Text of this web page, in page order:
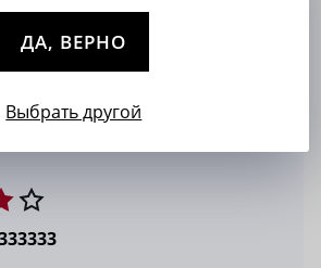
Защипы делают посадку более
просторной в бёдрах.
ДА, ВЕРНО
Выбрать другой